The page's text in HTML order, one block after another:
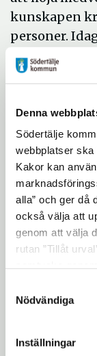
Denna
Södertälje
webbplatser ska
Kakor kan
alla” och ger då
också välja att
genom att välja
rutan ”Tillåt
"Visa detaljer"
hur vi och våra
Nödvändiga
Inställningar
kunskapen
personer.
kommunala
systematiskt
rättigheter.
Årets Euro
juli och 19
Stockholm
West Pride i
Det är första
gången som
Mer